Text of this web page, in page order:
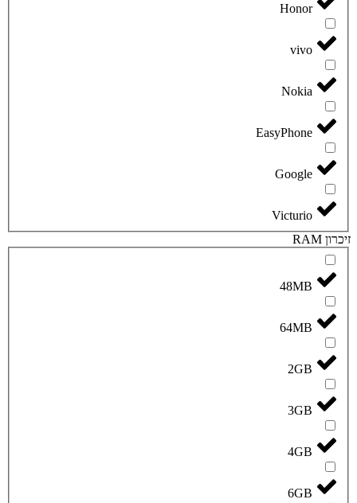
Honor
vivo
Nokia
EasyPhone
Google
Victurio
זיכרון RAM
48MB
64MB
2GB
3GB
4GB
6GB